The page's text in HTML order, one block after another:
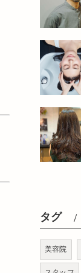
タグ
美容院